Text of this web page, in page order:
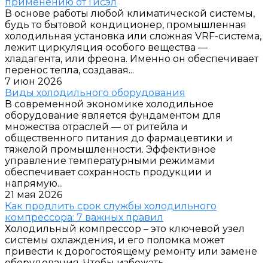
В основе работы любой климатической системы,
будь то бытовой кондиционер, промышленная
холодильная установка или сложная VRF-система,
лежит циркуляция особого вещества —
хладагента, или фреона. Именно он обеспечивает
перенос тепла, создавая...
7 июн 2026
Виды холодильного оборудования
В современной экономике холодильное
оборудование является фундаментом для
множества отраслей — от ритейла и
общественного питания до фармацевтики и
тяжелой промышленности. Эффективное
управление температурными режимами
обеспечивает сохранность продукции и
напрямую...
21 мая 2026
Как продлить срок службы холодильного
компрессора: 7 важных правил
Холодильный компрессор – это ключевой узел
системы охлаждения, и его поломка может
привести к дорогостоящему ремонту или замене